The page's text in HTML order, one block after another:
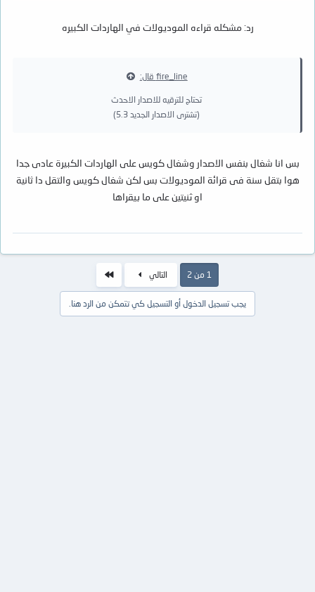
رد: مشكله قراءه الموديولات في الهاردات الكبيره
fire_line قال:
تحتاج للترقيه للاصدار الاحدث
(تشترى الاصدار الجديد 5.3)
بس انا شغال بنفس الاصدار وشغال كويس على الهاردات الكبيرة عادى جدا
هوا بتقل سنة فى قرائة الموديولات بس لكن شغال كويس والتقل دا ثانية
او ثنيتين على ما بيقراها
1 من 2 التالي
يجب تسجيل الدخول أو التسجيل كي تتمكن من الرد هنا.